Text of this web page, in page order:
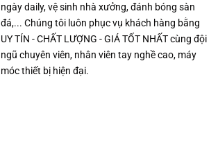
ngày daily, vệ sinh nhà xưởng, đánh bóng sàn
đá,... Chúng tôi luôn phục vụ khách hàng bằng
UY TÍN - CHẤT LƯỢNG - GIÁ TỐT NHẤT cùng đội
ngũ chuyên viên, nhân viên tay nghề cao, máy
móc thiết bị hiện đại.